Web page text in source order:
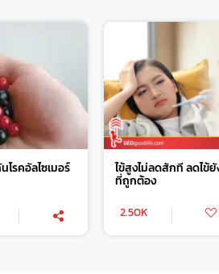
โรคอัลไซเมอร์
ไข้สูงไม่ลดสักที ลดไข้
ที่ถูกต้อง
2.50K